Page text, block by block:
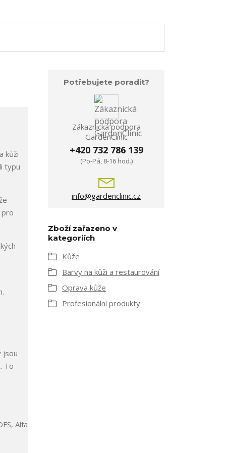
kůži
typu
pro
jsou
To
Alfa
Potřebujete poradit?
Zákaznická podpora
GardenClinic
+420 732 786 139
(Po-Pá, 8-16 hod.)
info@gardenclinic.cz
Zboží zařazeno v
kategoriích
Kůže
Barvy na kůži a restaurování
Oprava kůže
Profesionální produkty